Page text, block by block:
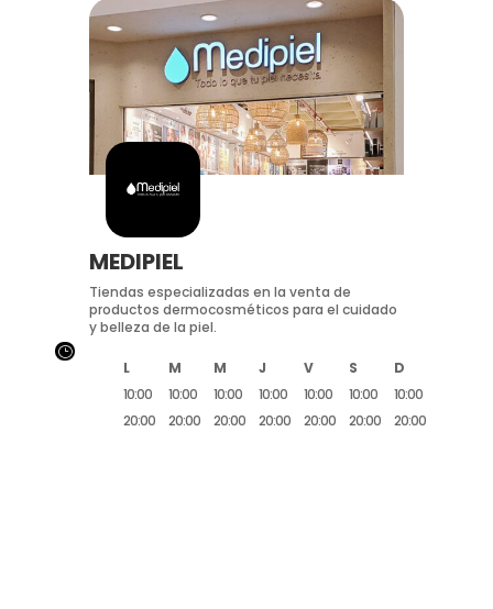
MEDIPIEL
Tiendas especializadas en la venta de
productos dermocosméticos para el cuidado
y belleza de la piel.
L M M J V S
D
10:00
20:00
10:00
20:00
10:00
20:00
10:00
20:00
10:00
20:00
10:00
20:00
10:00
20:00
}